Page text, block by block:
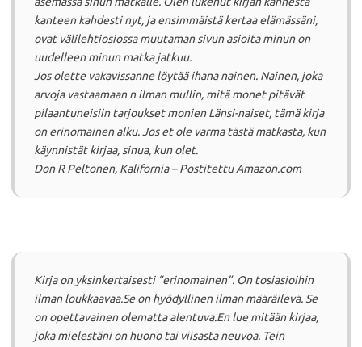
kanteen kahdesti nyt, ja ensimmäistä kertaa elämässäni,
ovat välilehtiosiossa muutaman sivun asioita minun on
uudelleen minun matka jatkuu.
Jos olette vakavissanne löytää ihana nainen. Nainen, joka
arvoja vastaamaan n ilman mullin, mitä monet pitävät
pilaantuneisiin tarjoukset monien Länsi-naiset, tämä kirja
on erinomainen alku. Jos et ole varma tästä matkasta, kun
käynnistät kirjaa, sinua, kun olet.
Don R Peltonen, Kalifornia – Postitettu Amazon.com
Kirja on yksinkertaisesti “erinomainen”. On tosiasioihin
ilman loukkaavaa.Se on hyödyllinen ilman määräilevä. Se
on opettavainen olematta alentuva.En lue mitään kirjaa,
joka mielestäni on huono tai viisasta neuvoa. Tein